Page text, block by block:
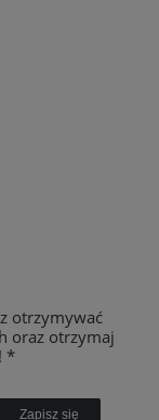
otrzymywać
oraz otrzymaj
*
Zapisz się